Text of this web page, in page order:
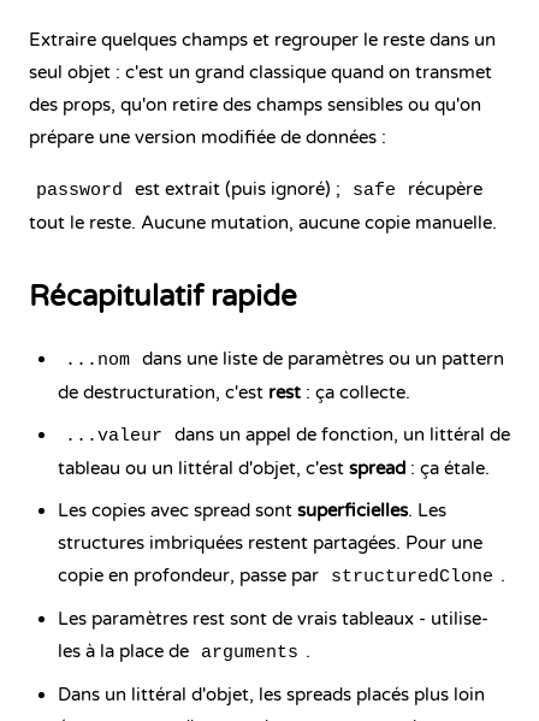
Extraire quelques champs et regrouper le reste dans un
seul objet : c'est un grand classique quand on transmet
des props, qu'on retire des champs sensibles ou qu'on
prépare une version modifiée de données :
password est extrait (puis ignoré) ; safe
récupère
tout le reste. Aucune mutation, aucune copie manuelle.
Récapitulatif rapide
...nom dans une liste de paramètres ou un pattern
de destructuration, c'est rest : ça collecte.
...valeur
dans un appel de fonction, un littéral de
tableau ou un littéral d'objet, c'est spread : ça étale.
Les copies avec spread sont superficielles. Les
structures imbriquées restent partagées. Pour une
copie en profondeur, passe par
structuredClone .
Les paramètres rest sont de vrais tableaux - utilise-
les à la place de
arguments .
Dans un littéral d'objet, les spreads placés plus loin